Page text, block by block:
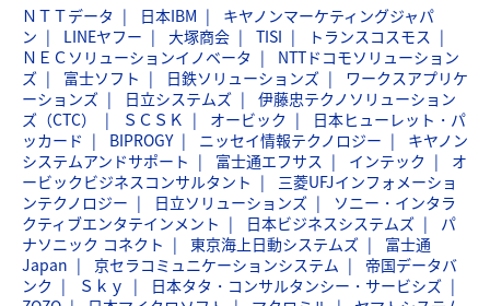
ＮＴＴデータ 日本IBM
キヤノンマーケティングジャパ
ン
LINEヤフー 大塚商会 TISI
トランスコスモス
ＮＥＣソリューションイノベータ
NTTドコモソリューション
ズ
富士ソフト 日鉄ソリューションズ
ワークスアプリケ
ーションズ
日立システムズ
伊藤忠テクノソリューション
ズ（CTC）
ＳＣＳＫ オービック
日本ヒューレット・パ
ッカード
BIPROGY ニッセイ情報テクノロジー
キヤノン
システムアンドサポート
富士通エフサス インテック
オ
ービックビジネスコンサルタント
三菱UFJインフォメーショ
ンテクノロジー
日立ソリューションズ
ソニー・インタラ
クティブエンタテインメント
日本ビジネスシステムズ
パ
ナソニック コネクト
東京海上日動システムズ
富士通
Japan
京セラコミュニケーションシステム
帝国データバ
ンク
Ｓｋｙ
日本タタ・コンサルタンシー・サービシズ